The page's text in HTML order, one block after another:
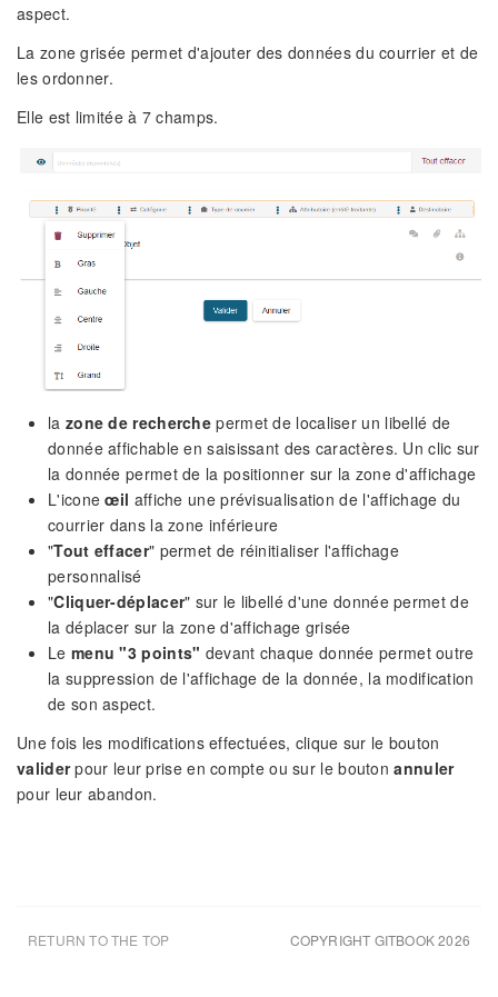
aspect.
La zone grisée permet d'ajouter des données du courrier et de
les ordonner.
Elle est limitée à 7 champs.
la zone de recherche permet de localiser un libellé de
donnée affichable en saisissant des caractères. Un clic sur
la donnée permet de la positionner sur la zone d'affichage
L'iconeœil affiche une prévisualisation de l'affichage du
courrier dans la zone inférieure
"Tout effacer" permet de réinitialiser l'affichage
personnalisé
"Cliquer-déplacer" sur le libellé d'une donnée permet de
la déplacer sur la zone d'affichage grisée
Le menu "3 points" devant chaque donnée permet outre
la suppression de l'affichage de la donnée, la modification
de son aspect.
Une fois les modifications effectuées, clique sur le bouton
validerpour leur prise en compte ou sur le boutonannuler
pour leur abandon.
COPYRIGHT GITBOOK 2026
RETURN TO THE TOP